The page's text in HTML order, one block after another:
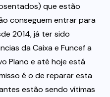
que estão
conseguem entrar para
2014, já ter sido
da Caixa e Funcef a
Plano e até hoje está
é o de reparar esta
estão sendo vítimas